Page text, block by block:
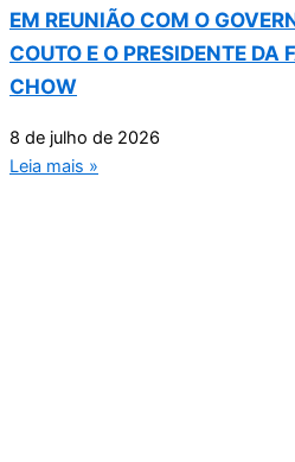
EM REUNIÃO COM O
COUTO E O PRESIDENTE DA
CHOW
8 de julho de 2026
Leia mais »